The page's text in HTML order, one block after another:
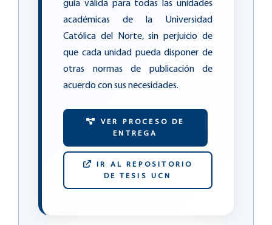
guía válida para todas las unidades
académicas de la Universidad
Católica del Norte, sin perjuicio de
que cada unidad pueda disponer de
otras normas de publicación de
acuerdo con sus necesidades.
ENTREGA
IR AL REPOSITORIO
DE TESIS UCN